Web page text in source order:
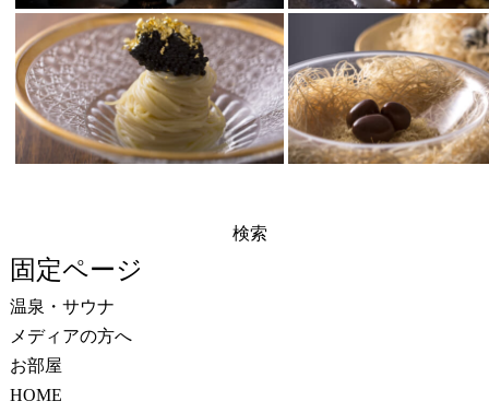
索:
固定ページ
温泉・サウナ
メディアの方へ
お部屋
HOME